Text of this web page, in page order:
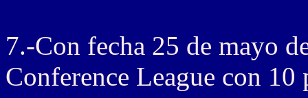
7.-Con fecha 25 de mayo
Conference League con